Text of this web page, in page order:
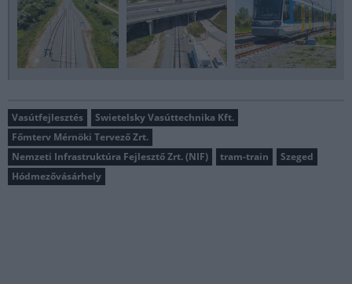
Vasútfejlesztés
Swietelsky Vasúttechnika Kft.
Főmterv Mérnöki Tervező Zrt.
Nemzeti Infrastruktúra Fejlesztő Zrt. (NIF)
tram-train
Szeged
Hódmezővásárhely